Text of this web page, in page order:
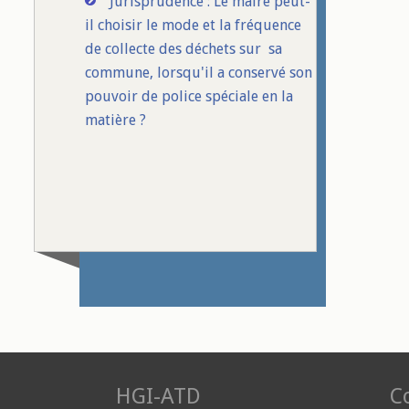
il choisir le mode et la fréquence
de collecte des déchets sur sa
commune, lorsqu'il a conservé son
pouvoir de police spéciale en la
matière ?
HGI-ATD